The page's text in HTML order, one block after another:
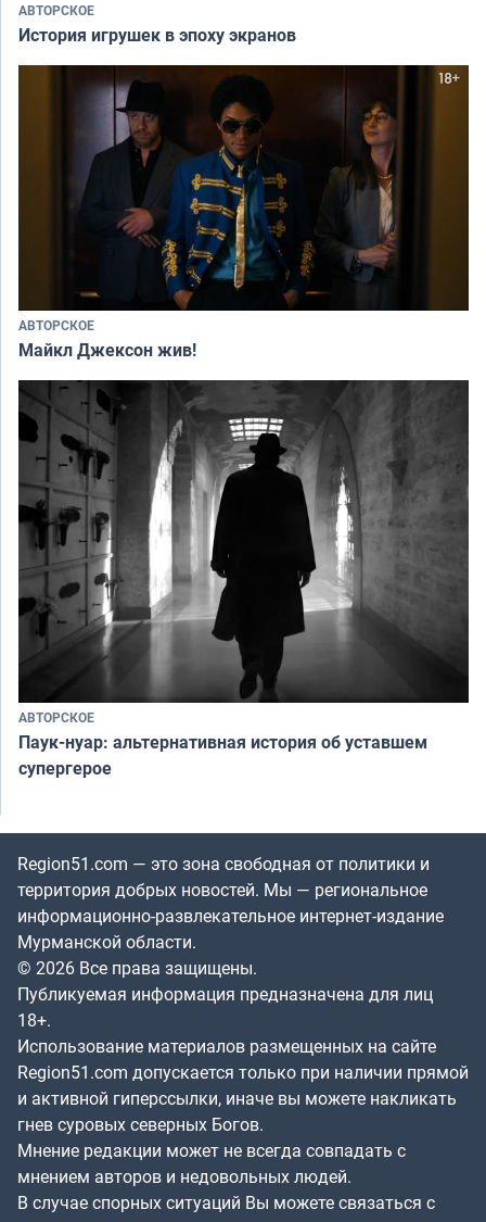
АВТОРСКОЕ
История игрушек в эпоху экранов
АВТОРСКОЕ
Майкл Джексон жив!
АВТОРСКОЕ
Паук-нуар: альтернативная история об уставшем
супергерое
Region51.com — это зона свободная от политики и
территория добрых новостей. Мы — региональное
информационно-развлекательное интернет-издание
Мурманской области.
© 2026 Все права защищены.
Публикуемая информация предназначена для лиц
18+.
Использование материалов размещенных на сайте
Region51.com допускается только при наличии прямой
и активной гиперссылки, иначе вы можете накликать
гнев суровых северных Богов.
Мнение редакции может не всегда совпадать с
мнением авторов и недовольных людей.
В случае спорных ситуаций Вы можете связаться с